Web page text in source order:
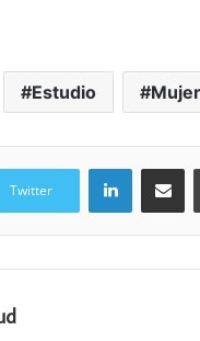
Estudio
Twitter
LinkedIn